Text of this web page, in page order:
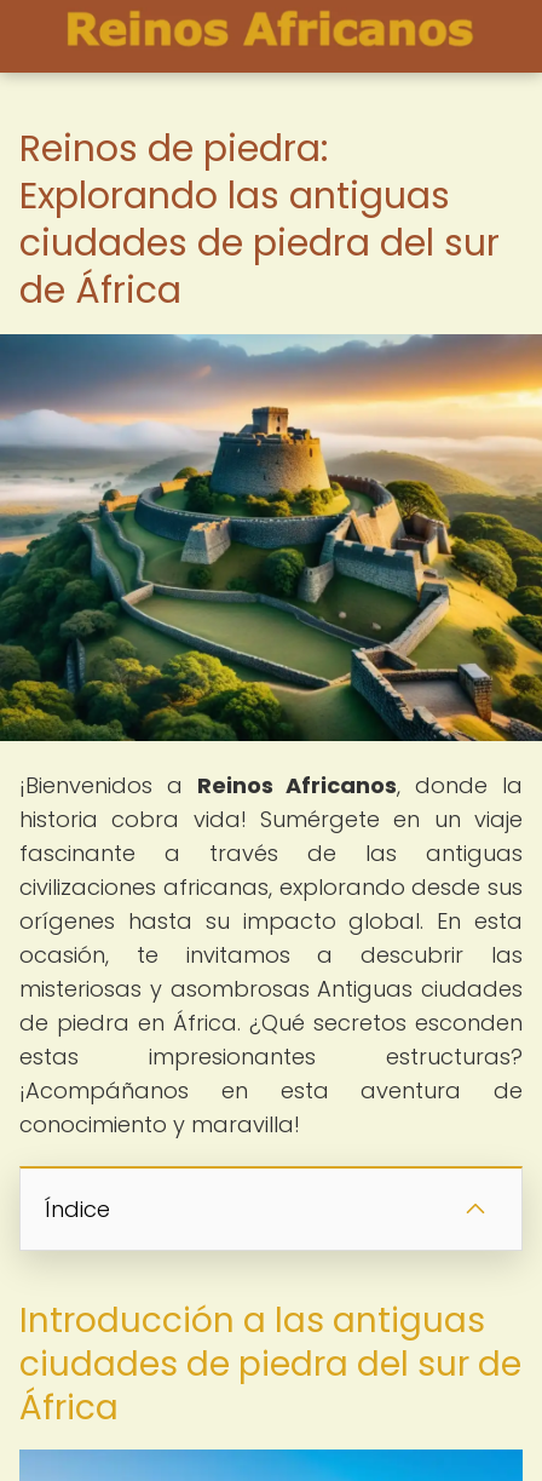
Reinos de piedra:
Explorando las antiguas
ciudades de piedra del sur
de África
¡Bienvenidos a Reinos Africanos, donde la
historia cobra vida! Sumérgete en un viaje
fascinante a través de las antiguas
civilizaciones africanas, explorando desde sus
orígenes hasta su impacto global. En esta
ocasión, te invitamos a descubrir las
misteriosas y asombrosas Antiguas ciudades
de piedra en África. ¿Qué secretos esconden
estas impresionantes estructuras?
¡Acompáñanos en esta aventura de
conocimiento y maravilla!
Índice
Introducción a las antiguas
ciudades de piedra del sur de
África